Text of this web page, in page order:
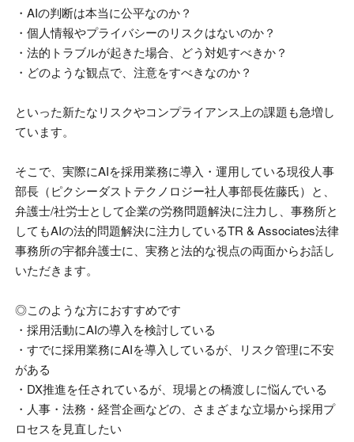
・AIの判断は本当に公平なのか？
・個人情報やプライバシーのリスクはないのか？
・法的トラブルが起きた場合、どう対処すべきか？
・どのような観点で、注意をすべきなのか？
といった新たなリスクやコンプライアンス上の課題も急増し
ています。
そこで、実際にAIを採用業務に導入・運用している現役人事
部長（ピクシーダストテクノロジー社人事部長佐藤氏）と、
弁護士/社労士として企業の労務問題解決に注力し、事務所と
してもAIの法的問題解決に注力しているTR & Associates法律
事務所の宇都弁護士に、 実務と法的な視点の両面からお話し
いただきます。
◎このような方におすすめです
・採用活動にAIの導入を検討している
・すでに採用業務にAIを導入しているが、リスク管理に不安
がある
・DX推進を任されているが、現場との橋渡しに悩んでいる
・人事・法務・経営企画などの、さまざまな立場から採用プ
ロセスを見直したい